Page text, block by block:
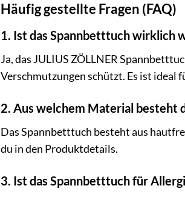
Häufig gestellte Fragen (FAQ)
1. Ist das Spannbetttuch wirklich
Ja, das JULIUS ZÖLLNER
Verschmutzungen schützt. Es ist ideal
2. Aus welchem Material besteht
Das Spannbetttuch besteht aus
du in den Produktdetails.
3. Ist das Spannbetttuch für